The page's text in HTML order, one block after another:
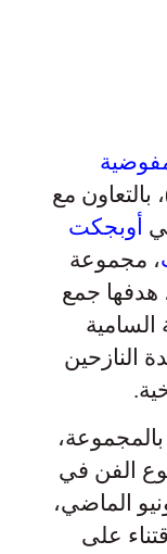
بالتعاون مع
أوبجكت
، مجموعة
هدفها جمع
السامية
النازحين
الفن في
\ يونيو الماضي،
على